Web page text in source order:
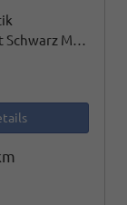
Midnight Schwarz Metallic